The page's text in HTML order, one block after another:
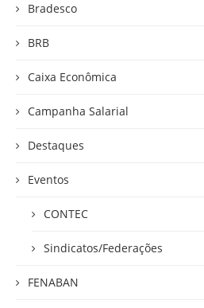
Bradesco
BRB
Caixa Econômica
Campanha Salarial
Destaques
Eventos
CONTEC
Sindicatos/Federações
FENABAN